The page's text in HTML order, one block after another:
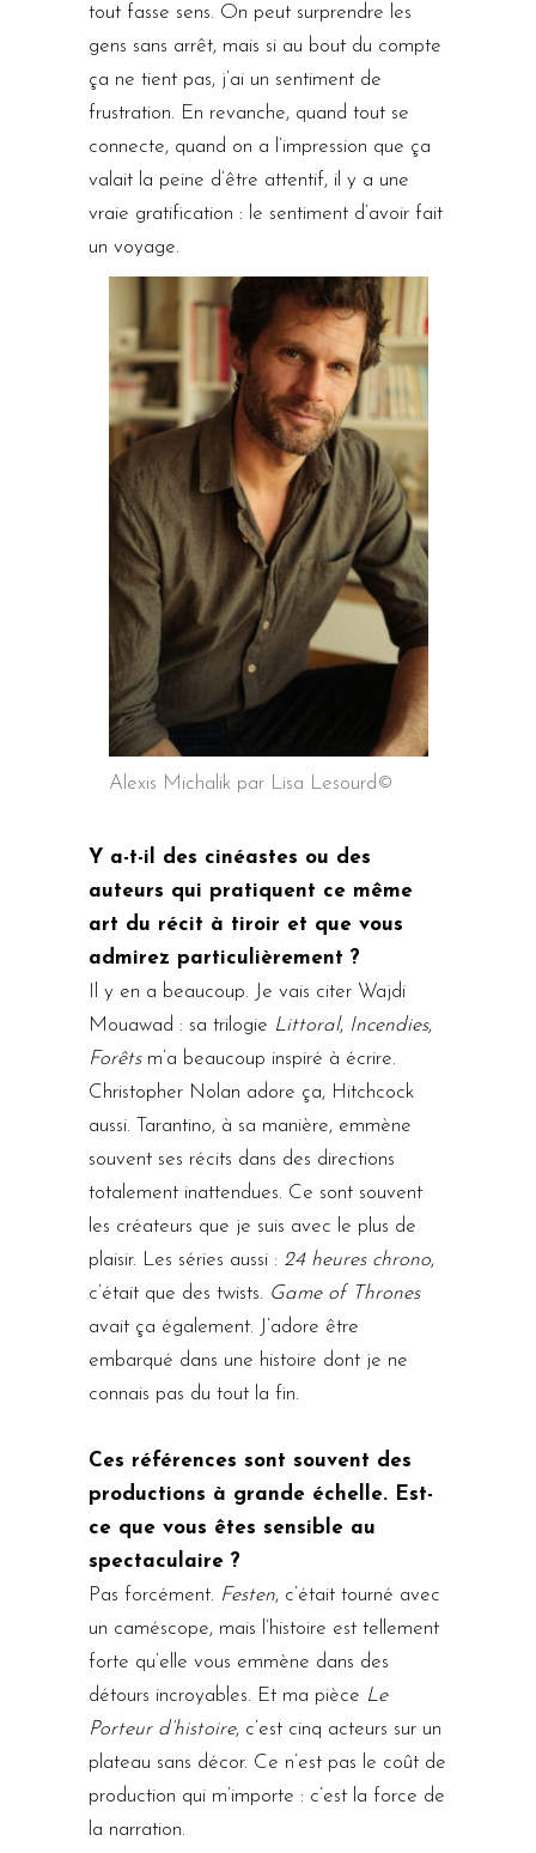
tout fasse sens. On peut surprendre les
gens sans arrêt, mais si au bout du compte
ça ne tient pas, j’ai un sentiment de
frustration. En revanche, quand tout se
connecte, quand on a l’impression que ça
valait la peine d’être attentif, il y a une
vraie gratification : le sentiment d’avoir fait
un voyage.
Alexis Michalik par Lisa Lesourd©
Y a-t-il des cinéastes ou des
auteurs qui pratiquent ce même
art du récit à tiroir et que vous
admirez particulièrement ?
Il y en a beaucoup. Je vais citer Wajdi
Mouawad : sa trilogie Littoral, Incendies,
Forêtsm’a beaucoup inspiré à écrire.
Christopher Nolan adore ça, Hitchcock
aussi. Tarantino, à sa manière, emmène
souvent ses récits dans des directions
totalement inattendues. Ce sont souvent
les créateurs que je suis avec le plus de
plaisir. Les séries aussi : 24 heures chrono,
c’était que des twists. Game of Thrones
avait ça également. J’adore être
embarqué dans une histoire dont je ne
connais pas du tout la fin.
Ces références sont souvent des
productions à grande échelle. Est-
ce que vous êtes sensible au
spectaculaire ?
Pas forcément. Festen, c’était tourné avec
un caméscope, mais l’histoire est tellement
forte qu’elle vous emmène dans des
détours incroyables. Et ma pièce Le
Porteur d’histoire, c’est cinq acteurs sur un
plateau sans décor. Ce n’est pas le coût de
production qui m’importe : c’est la force de
la narration.